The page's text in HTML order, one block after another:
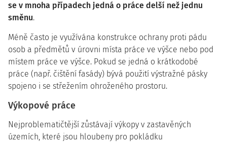
se v mnoha případech jedná o práce delší než jednu
směnu.
Méně často je využívána konstrukce ochrany proti pádu
osob a předmětů v úrovni místa práce ve výšce nebo pod
místem práce ve výšce. Pokud se jedná o krátkodobé
práce (např. čištění fasády) bývá použití výstražné pásky
spojeno i se střežením ohroženého prostoru.
Výkopové práce
Nejproblematičtější zůstávají výkopy v zastavěných
územích, které jsou hloubeny pro pokládku